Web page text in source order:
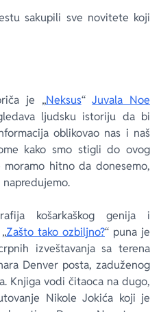
sakupili sve novitete koji
je „Neksus“Juvala Noe
ljudsku istoriju da bi
oblikovao nas i naš
kako smo stigli do ovog
hitno da donesemo,
košarkaškog genija i
„Zašto tako ozbiljno?“ puna je
izveštavanja sa terena
Denver posta, zaduženog
Knjiga vodi čitaoca na dugo,
Nikole Jokića koji je